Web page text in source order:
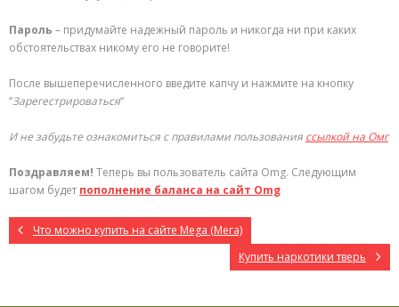
Пароль – придумайте надежный пароль и никогда ни при каких
обстоятельствах никому его не говорите!
После вышеперечисленного введите капчу и нажмите на кнопку
“Зарегестрироваться“
И не забудьте ознакомиться с правилами пользования ссылкой на Омг
Поздравляем! Теперь вы пользователь сайта Omg. Следующим
шагом будет пополнение баланса на сайт Omg
Что можно купить на сайте Mega (Мега)
Купить наркотики тверь